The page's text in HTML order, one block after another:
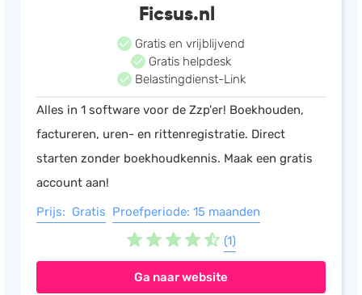
Ficsus.nl
Gratis en vrijblijvend
Gratis helpdesk
Belastingdienst-Link
Alles in 1 software voor de Zzp'er! Boekhouden,
factureren, uren- en rittenregistratie. Direct
starten zonder boekhoudkennis. Maak een gratis
account aan!
Prijs: Gratis Proefperiode: 15 maanden
(1)
Ga naar website